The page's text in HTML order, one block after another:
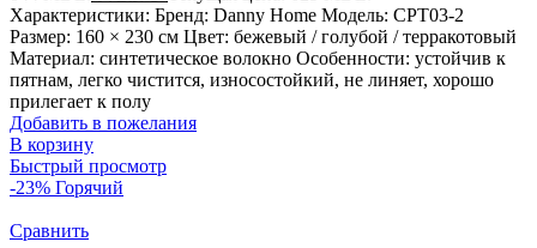
Характеристики: Бренд: Danny Home Модель: CPT03-2
Размер: 160 × 230 см Цвет: бежевый / голубой / терракотовый
Материал: синтетическое волокно Особенности: устойчив к
пятнам, легко чистится, износостойкий, не линяет, хорошо
прилегает к полу
Добавить в пожелания
В корзину
Быстрый просмотр
-23% Горячий
Сравнить